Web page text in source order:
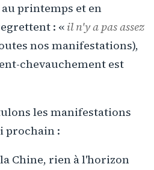
printemps et en
: « il n'y a pas assez
nos manifestations),
chevauchement est
les manifestations
prochain :
Chine, rien à l'horizon